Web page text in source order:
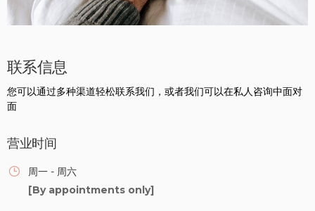
联系信息
您可以通过多种渠道轻松联系我们，或者我们可以在私人咨询中面对
面
营业时间
周一 - 周六
[By appointments only]